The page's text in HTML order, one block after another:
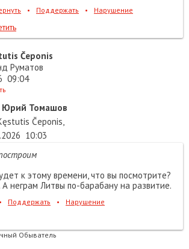
• Поддержать • Нарушение
Čeponis
Руматов
09:04
Юрий Томашов
Čeponis,
10:03
к этому времени, что вы посмотрите?
неграм Литвы по-барабану на развитие.
• Поддержать • Нарушение
Обыватель